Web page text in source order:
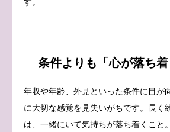
条件よりも「心が落ち
年収や年齢、外見といった条件に目が
に大切な感覚を見失いがちです。長く
は、一緒にいて気持ちが落ち着くこと